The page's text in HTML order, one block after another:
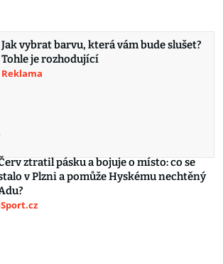
Jak vybrat barvu, která vám bude slušet?
Tohle je rozhodující
Reklama
ztratil pásku a bojuje o místo: co se
v Plzni a pomůže Hyskému nechtěný